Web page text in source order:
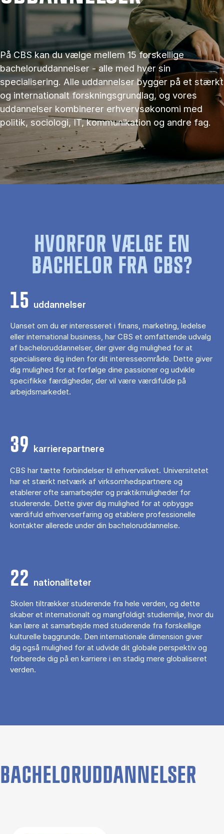
På CBS kan du vælge mellem 15 forskellige
bacheloruddannelser - alle med hver sin
specialisering. Alle uddannelser bygger på et stærkt
og internationalt forskningsgrundlag, og vores
uddannelser kombinerer erhvervsøkonomi med
politik, sociologi, IT, kommunikation og andre fag.
HVORFOR VÆLGE EN
BACHELOR FRA CBS?
15 uddannelser
Uanset om du er interesseret i finans, marketing, ledelse
eller international business, har CBS et omfattende udvalg
af bacheloruddannelser, der giver dig mulighed for at
specialisere dig inden for dit interesseområde. Dette giver
dig mulighed for at forfølge dine passioner og udvikle
specifikke færdigheder, der vil være værdifulde på
arbejdsmarkedet.
39 karrierepartnere
CBS har tætte forbindelser til erhvervslivet. Universitetet
har et stærkt netværk af virksomhedspartnere og
etablerer ofte samarbejder og praktikmuligheder for
studerende. Dette giver dig mulighed for at opbygge
værdifuld erhvervserfaring og etablere professionelle
kontakter allerede under din bacheloruddannelse.
22 nationaliteter
Skolen tiltrækker studerende fra hele verden, og dette
skaber et internationalt og mangfoldigt studiemiljø, hvor du
kan lære at samarbejde med studerende fra forskellige
kulturelle baggrunde. Den internationale dimension giver
dig også mulighed for at udvide dit globale perspektiv og
forberede dig på en karriere i en stadig mere globaliseret
verden.
BACHELORUDDANNELSER